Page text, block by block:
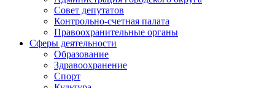
Совет депутатов
Контрольно-счетная палата
Правоохранительные органы
Сферы деятельности
Образование
Здравоохранение
Спорт